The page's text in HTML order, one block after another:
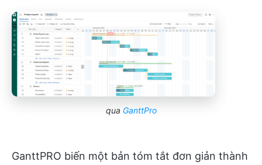
qua GanttPro
GanttPRO biến một bản tóm tắt đơn giản thành